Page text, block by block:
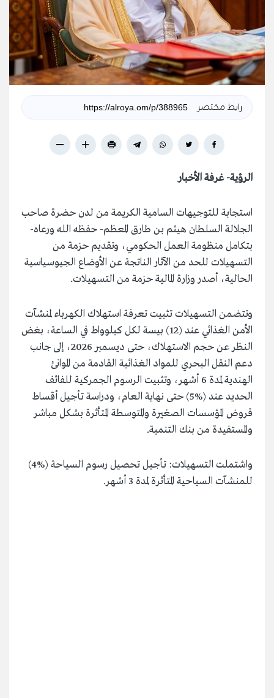
رابط مختصر
الرؤية- غرفة الأخبار
استجابة للتوجيهات السامية الكريمة من لدن حضرة صاحب
الجلالة السلطان هيثم بن طارق المعظم- حفظه الله ورعاه-
بتكامل منظومة العمل الحكومي، وتقديم حزمة من
التسهيلات للحد من الآثار الناتجة عن الأوضاع الجيوسياسية
الحالية، أصدر وزارة المالية حزمة من التسهيلات.
وتتضمن التسهيلات تثبيت تعرفة استهلاك الكهرباء لمنشآت
الأمن الغذائي عند (12) بيسة لكل كيلوواط في الساعة، بغض
النظر عن حجم الاستهلاك، حتى ديسمبر 2026، إلى جانب
دعم النقل البحري للمواد الغذائية القادمة من الموانئ
الهندية لمدة 6 أشهر، وتثبيت الرسوم الجمركية للفائف
الحديد عند (%5) حتى نهاية العام، ودراسة تأجيل أقساط
قروض المؤسسات الصغيرة والمتوسطة المتأثرة بشكل مباشر
والمستفيدة من بنك التنمية.
واشتملت التسهيلات: تأجيل تحصيل رسوم السياحة (%4)
للمنشآت السياحية المتأثرة لمدة 3 أشهر.